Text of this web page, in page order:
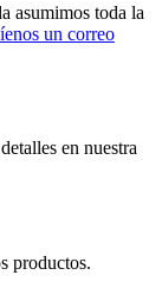
asumimos toda la
un correo
en nuestra
productos.